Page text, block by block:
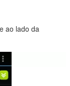
ao lado da